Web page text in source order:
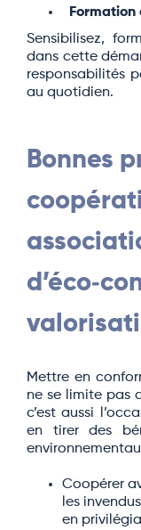
Formation
Sensibilisez,
dans cette
responsabilités
au quotidien.
Bonnes
Mettre en
ne se limite pas
c’est aussi
en tirer des
Coopérer
les
en